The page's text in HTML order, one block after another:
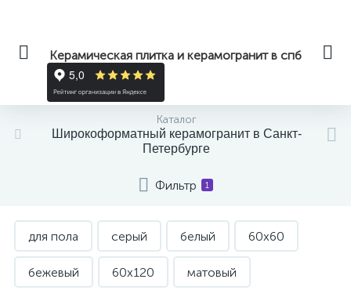
Керамическая плитка и керамогранит в спб
Каталог
Широкоформатный керамогранит в Санкт-
Петербурге
Фильтр 1
для пола серый белый 60x60
бежевый 60x120 матовый